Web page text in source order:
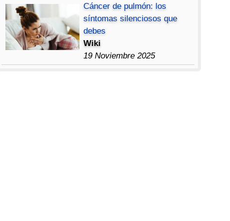
Cáncer de pulmón: los
síntomas silenciosos que
debes
Wiki
19 Noviembre 2025